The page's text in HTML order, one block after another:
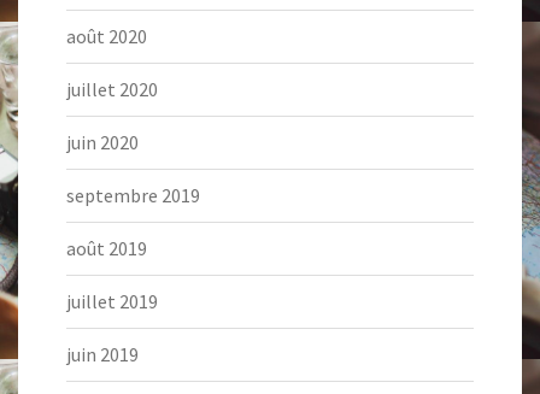
août 2020
juillet 2020
juin 2020
septembre 2019
août 2019
juillet 2019
juin 2019